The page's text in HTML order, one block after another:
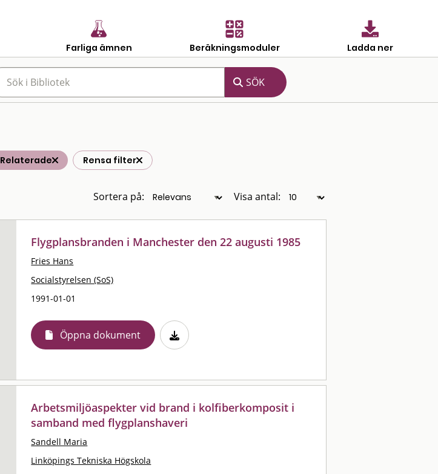
Farliga ämnen Beräkningsmoduler Ladda ner
Relaterade Rensa filter
Sortera på: Visa antal:
Flygplansbranden i Manchester den 22 augusti 1985
Fries Hans
Socialstyrelsen (SoS)
1991-01-01
Öppna dokument
Arbetsmiljöaspekter vid brand i kolfiberkomposit i
samband med flygplanshaveri
Sandell Maria
Linköpings Tekniska Högskola